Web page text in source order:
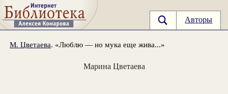
Авторы
М. Цветаева. «Люблю — но мука еще жива...»
Марина Цветаева